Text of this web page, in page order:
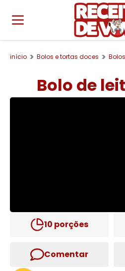
início Bolos e tortas doces Bolos
Bolo de
10 porções
Comentar